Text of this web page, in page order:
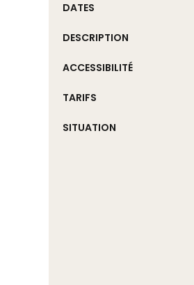
DATES
DESCRIPTION
ACCESSIBILITÉ
TARIFS
SITUATION